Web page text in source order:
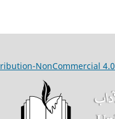
NonCommercial 4.0